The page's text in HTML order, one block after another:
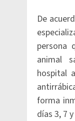
De
persona
animal
hospital
forma
días 3, 7